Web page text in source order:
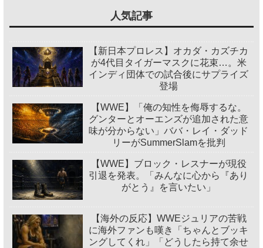
人気記事
【新日本プロレス】オカダ・カズチカ
が4代目タイガーマスクに花束…。米
インディ団体での試合後にサプライズ
登場
【WWE】「俺の知性を侮辱するな。
グンターとオーエンズが追加された意
味が分からない」ババ・レイ・ダッド
リーがSummerSlamを批判
【WWE】ブロック・レスナーが現役
引退を発表。「みんなに心から『あり
がとう』を言いたい」
【海外の反応】WWEジュリアの苦戦
に海外ファンも嘆き「ちゃんとブッキ
ングしてくれ」「どうしたら持て余せ